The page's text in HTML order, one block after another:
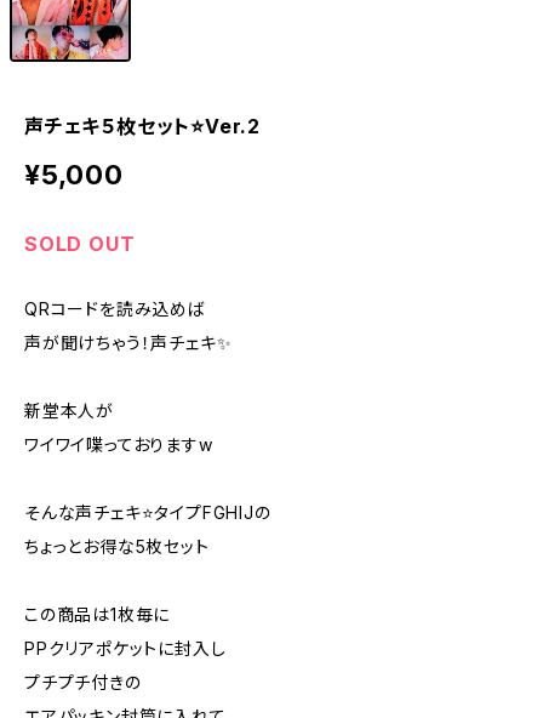
声チェキ５枚セット⭐Ver.2
¥5,000
SOLD OUT
QRコードを読み込めば
声が聞けちゃう！声チェキ✨
新堂本人が
ワイワイ喋っておりますw
そんな声チェキ⭐️タイプFGHIJの
ちょっとお得な5枚セット
この商品は1枚毎に
PPクリアポケットに封入し
プチプチ付きの